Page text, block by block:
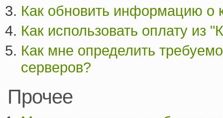
Как обновить информацию о
Как использовать оплату из
Как мне определить
серверов?
Прочее